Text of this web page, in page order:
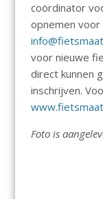
coördinator
opnemen
voor nieuwe
direct kunnen
inschrijven.
Foto is